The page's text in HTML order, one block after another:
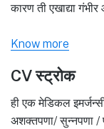
कारण ती एखाद्या
Know more
CV स्ट्रोक
ही एक मेडिकल
अशक्तपणा/ सुन्नपणा /